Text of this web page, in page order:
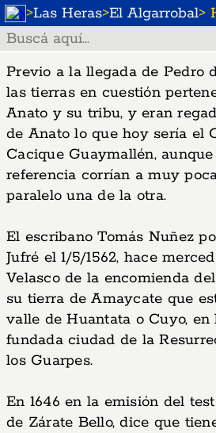
>Las Heras>El Algarrobal>
Previo a la llegada de Pedro
las tierras en cuestión
Anato y su tribu, y eran
de Anato lo que hoy sería el
Cacique Guaymallén,
referencia corrían a muy
paralelo una de la otra.
El escribano Tomás Nuñez
Jufré el 1/5/1562, hace
Velasco de la encomienda
su tierra de Amaycate que
valle de Huantata o Cuyo,
fundada ciudad de la
los Guarpes.
En 1646 en la emisión del
de Zárate Bello, dice que